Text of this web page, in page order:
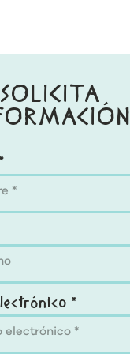
SOLICITA
*